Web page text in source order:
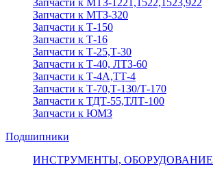
Запчасти к МТЗ-1221,1522,1523,922
Запчасти к МТЗ-320
Запчасти к Т-150
Запчасти к Т-16
Запчасти к Т-25,Т-30
Запчасти к Т-40, ЛТЗ-60
Запчасти к Т-4А,ТТ-4
Запчасти к Т-70,Т-130/Т-170
Запчасти к ТДТ-55,ТЛТ-100
Запчасти к ЮМЗ
Подшипники
ИНСТРУМЕНТЫ, ОБОРУДОВАНИЕ